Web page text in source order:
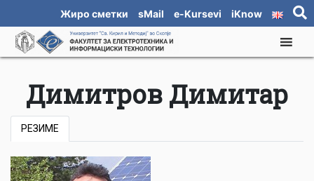
Жиро сметки sMail e-Kursevi iKnow
Димитров Димитар
РЕЗИМЕ